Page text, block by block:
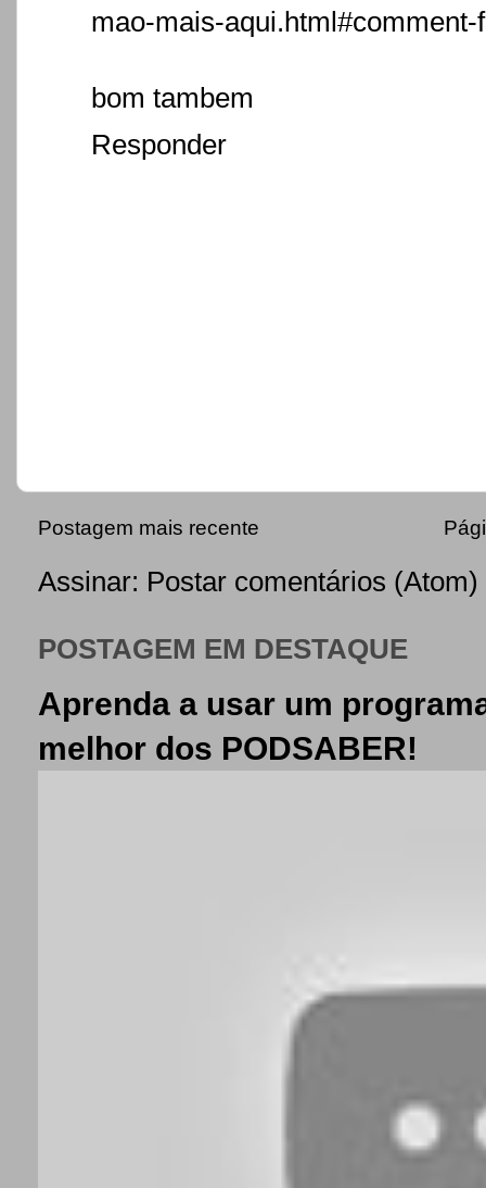
mao-mais-aqui.html#comment-
bom tambem
Responder
Postagem mais recente
Assinar: Postar comentários (Atom)
POSTAGEM EM DESTAQUE
Aprenda a usar um
melhor dos PODSABER!